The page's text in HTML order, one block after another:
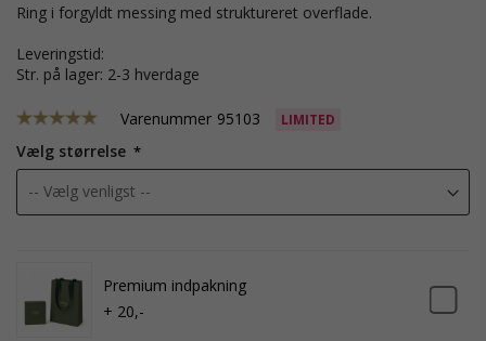
ring i forgyldt messing med struktureret overflade.
leveringstid:
str. på lager: 2-3 hverdage
Varenummer 95103 LIMITED
Vælg størrelse
Premium indpakning
+ 20,-